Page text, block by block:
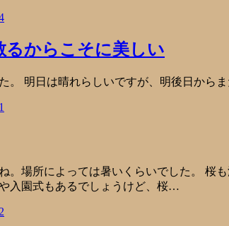
るからこそに美しい
。 明日は晴れらしいですが、明後日から
。場所によっては暑いくらいでした。 桜
入園式もあるでしょうけど、桜…